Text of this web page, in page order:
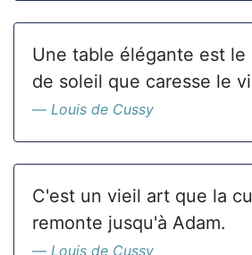
Une table élégante est le
de soleil que caresse le
Louis de Cussy
C'est un vieil art que la
remonte jusqu'à Adam.
Louis de Cussy